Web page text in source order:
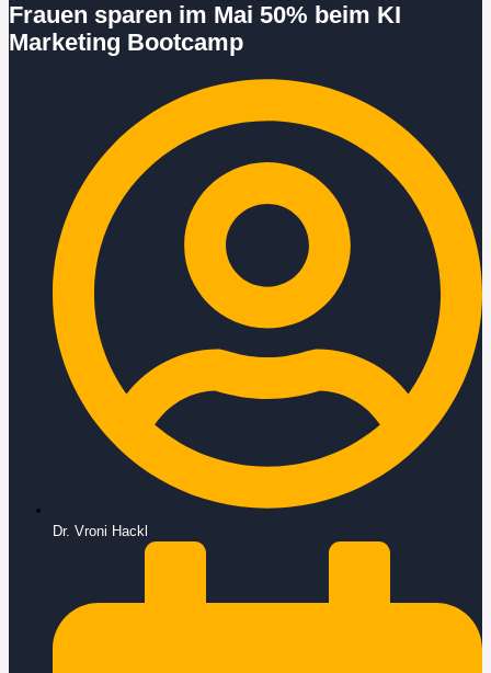
Frauen sparen im Mai 50% beim KI
Marketing Bootcamp
Dr. Vroni Hackl